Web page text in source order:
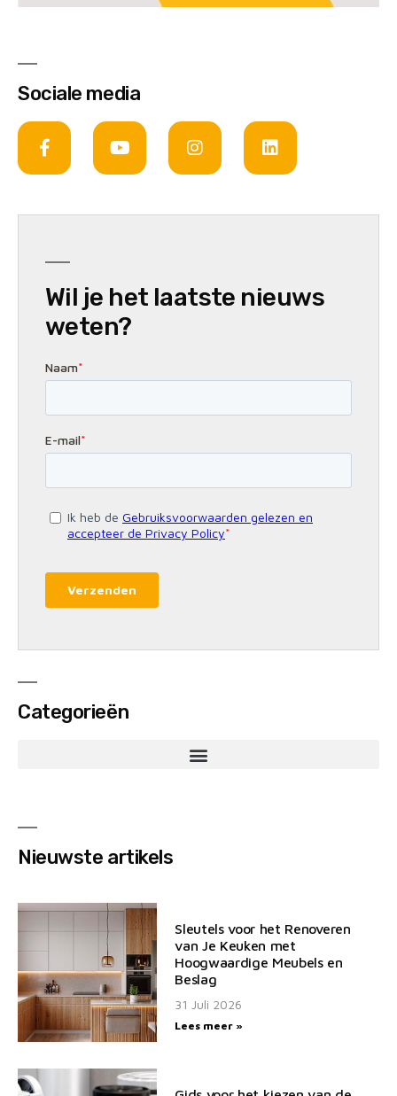
Sociale media
Wil je het laatste nieuws
weten?
Categorieën
Nieuwste artikels
Sleutels voor het Renoveren
van Je Keuken met
Hoogwaardige Meubels en
Beslag
31 Juli 2026
Lees meer »